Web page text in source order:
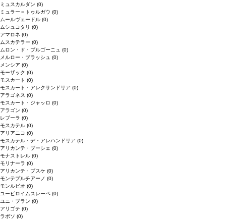
ミュスカルダン (0)
ミュラー＝トゥルガウ (0)
ムールヴェードル (0)
ムシュコタリ (0)
アマロネ (0)
ムスカテラー (0)
ムロン・ド・ブルゴーニュ (0)
メルロー・ブラッシュ (0)
メンシア (0)
モーザック (0)
モスカート (0)
モスカート・アレクサンドリア (0)
アラゴネス (0)
モスカート・ジャッロ (0)
アラゴン (0)
レブーラ (0)
モスカテル (0)
アリアニコ (0)
モスカテル・デ・アレハンドリア (0)
アリカンテ・ブーシェ (0)
モナストレル (0)
モリナーラ (0)
アリカンテ・ブスケ (0)
モンテプルチアーノ (0)
モンルビオ (0)
ユービロイムスレーベ (0)
ユニ・ブラン (0)
アリゴテ (0)
ラボソ (0)